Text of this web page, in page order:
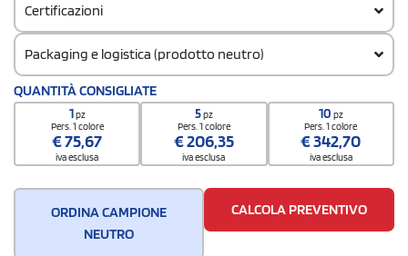
Certificazioni
Packaging e logistica (prodotto neutro)
Codice doganale
61102099
Quantità per confezione
Quantità per scatola
20
QUANTITÀ CONSIGLIATE
1pz
Pers. 1 colore
€75,67
iva esclusa
5pz
Pers. 1 colore
€206,35
iva esclusa
10 pz
Pers. 1 colore
€342,70
iva esclusa
ORDINA CAMPIONE
NEUTRO
CALCOLA PREVENTIVO